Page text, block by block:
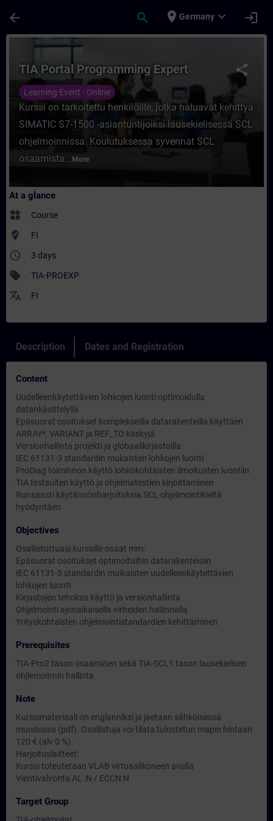
arrow_back search place Germany expand_more login
Course - TIA Portal Programming
share
TIA Portal Programming Expert
Learning Event - Online
Kurssi on tarkoitettu henkilöille, jotka haluavat kehittyä
SIMATIC S7-1500 -asiantuntijoiksi lausekielisessä SCL
ohjelmoinnissa. Koulutuksessa syvennät SCL
osaamista... More
At a glance
widgets Course
where_to_vote FI
access_time 3 days
sell TIA-PROEXP
translate FI
Description Dates and Registration
Content
Uudelleenkäytettävien lohkojen luonti optimoidulla
datankäsittelyllä
Epäsuorat osoitukset komplekseilla datarakenteilla käyttäen
ARRAY*, VARIANT ja REF_TO käskyjä
Versionhallinta projekti ja globaalikirjastoilla
IEC 61131-3 standardin mukaisten lohkojen luonti
ProDiag toiminnon käyttö lohkokohtaisten ilmoitusten luontiin
TIA testsuiten käyttö ja ohjelmatestien kirjoittaminen
Runsaasti käytännönharjoituksia SCL ohjelmointikieltä
hyödyntäen
Objectives
Osallistuttuasi kurssille osaat mm:
Epäsuorat osoitukset optimoituihin datarakenteisiin
IEC 61131-3 standardin muikaisten uudelleenkäytettävien
lohkojen luonti
Kirjastojen tehokas käyttö ja versionhallinta
Ohjelmointi ajonaikaisella virheiden hallinnalla
Yrityskohtaisten ohjelmointistandardien kehittäminen
Prerequisites
TIA-Pro2 tason osaaminen sekä TIA-SCL1 tason lausekielisen
ohjlemoinnin hallinta
Note
Kurssimateriaali on englanniksi ja jaetaan sähköisessä
muodossa (pdf). Osallistuja voi tilata tulostetun mapin hintaan
120 € (alv 0 %).
Harjoituslaitteet:
Kurssi toteutetaan VLAB virtuaalikoneen avulla
Vientivalvonta AL :N / ECCN:N
Target Group